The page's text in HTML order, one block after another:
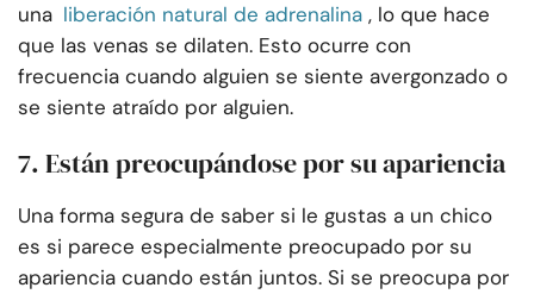
una liberación natural de adrenalina , lo que hace
que las venas se dilaten. Esto ocurre con
frecuencia cuando alguien se siente avergonzado o
se siente atraído por alguien.
7. Están preocupándose por su apariencia
Una forma segura de saber si le gustas a un chico
es si parece especialmente preocupado por su
apariencia cuando están juntos. Si se preocupa por